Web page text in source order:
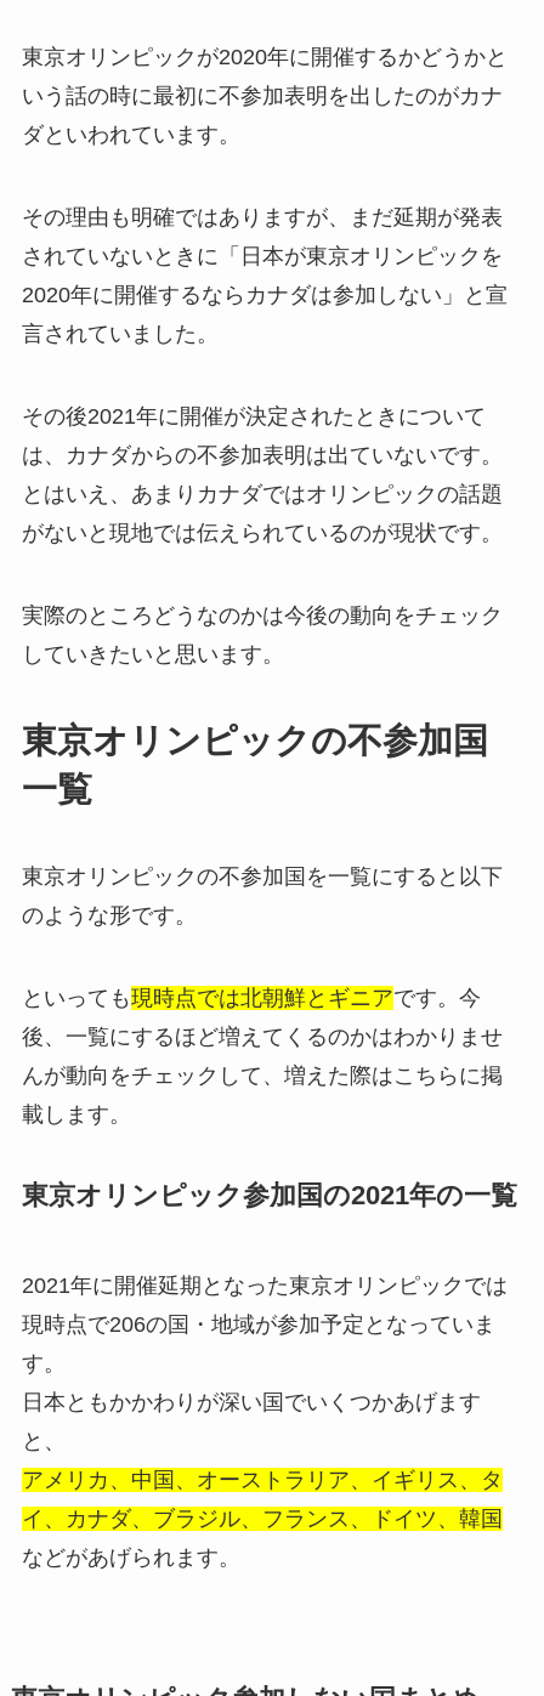
東京オリンピックが2020年に開催するかどうかと
いう話の時に最初に不参加表明を出したのがカナ
ダといわれています。
その理由も明確ではありますが、まだ延期が発表
されていないときに「日本が東京オリンピックを
2020年に開催するならカナダは参加しない」と宣
言されていました。
その後2021年に開催が決定されたときについて
は、カナダからの不参加表明は出ていないです。
とはいえ、あまりカナダではオリンピックの話題
がないと現地では伝えられているのが現状です。
実際のところどうなのかは今後の動向をチェック
していきたいと思います。
東京オリンピックの不参加国
一覧
東京オリンピックの不参加国を一覧にすると以下
のような形です。
といっても現時点では北朝鮮とギニアです。今
後、一覧にするほど増えてくるのかはわかりませ
んが動向をチェックして、増えた際はこちらに掲
載します。
東京オリンピック参加国の2021年の一覧
2021年に開催延期となった東京オリンピックでは
現時点で206の国・地域が参加予定となっていま
す。
日本ともかかわりが深い国でいくつかあげます
と、
アメリカ、中国、オーストラリア、イギリス、タ
イ、カナダ、ブラジル、フランス、ドイツ、韓国
などがあげられます。